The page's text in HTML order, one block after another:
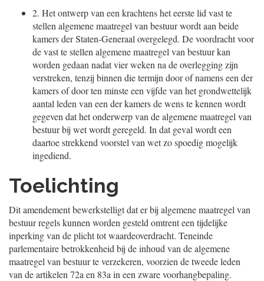
2. Het ontwerp van een krachtens het eerste lid vast te
stellen algemene maatregel van bestuur wordt aan beide
kamers der Staten-Generaal overgelegd. De voordracht voor
de vast te stellen algemene maatregel van bestuur kan
worden gedaan nadat vier weken na de overlegging zijn
verstreken, tenzij binnen die termijn door of namens een der
kamers of door ten minste een vijfde van het grondwettelijk
aantal leden van een der kamers de wens te kennen wordt
gegeven dat het onderwerp van de algemene maatregel van
bestuur bij wet wordt geregeld. In dat geval wordt een
daartoe strekkend voorstel van wet zo spoedig mogelijk
ingediend.
Toelichting
Dit amendement bewerkstelligt dat er bij algemene maatregel van
bestuur regels kunnen worden gesteld omtrent een tijdelijke
inperking van de plicht tot waardeoverdracht. Teneinde
parlementaire betrokkenheid bij de inhoud van de algemene
maatregel van bestuur te verzekeren, voorzien de tweede leden
van de artikelen 72a en 83a in een zware voorhangbepaling.